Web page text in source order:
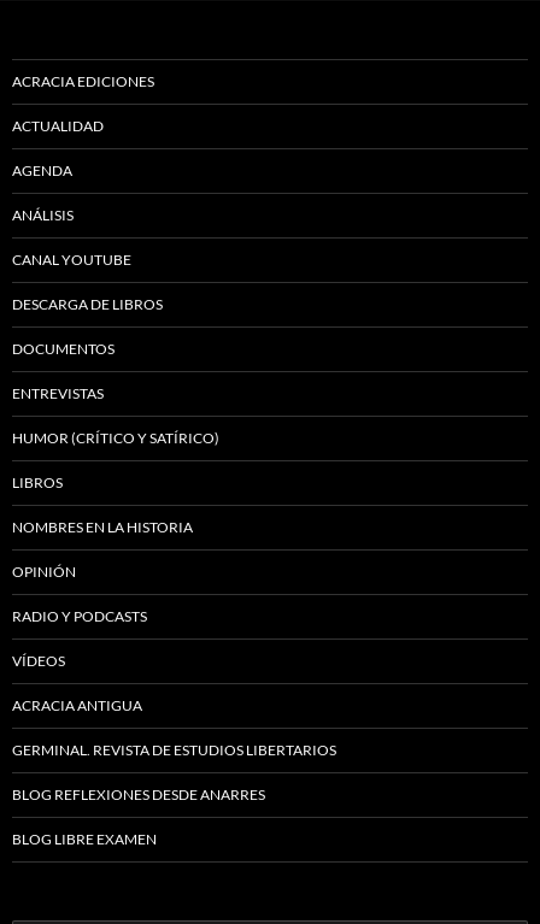
ACRACIA EDICIONES
ACTUALIDAD
AGENDA
ANÁLISIS
CANAL YOUTUBE
DESCARGA DE LIBROS
DOCUMENTOS
ENTREVISTAS
HUMOR (CRÍTICO Y SATÍRICO)
LIBROS
NOMBRES EN LA HISTORIA
OPINIÓN
RADIO Y PODCASTS
VÍDEOS
ACRACIA ANTIGUA
GERMINAL. REVISTA DE ESTUDIOS LIBERTARIOS
BLOG REFLEXIONES DESDE ANARRES
BLOG LIBRE EXAMEN